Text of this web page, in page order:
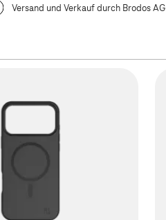
Versand und Verkauf durch Brodos AG